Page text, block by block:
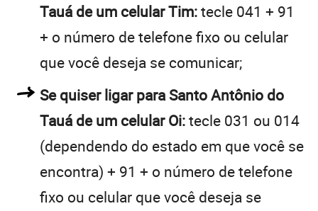
Tauá de um celular Tim:tecle 041 + 91
+ o número de telefone fixo ou celular
que você deseja se comunicar;
Se quiser ligar para Santo Antônio do
Tauá de um celular Oi:tecle 031 ou 014
(dependendo do estado em que você se
encontra) + 91 + o número de telefone
fixo ou celular que você deseja se